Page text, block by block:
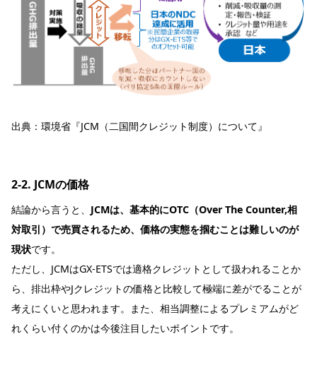
出典： 環境省『JCM（二国間クレジット制度）について』
2-2. JCMの価格
結論から言うと、 JCMは、基本的にOTC（Over The Counter,相
対取引）で売買されるため、価格の実態を掴むことは難しいのが
現状です。
ただし、JCMはGX-ETSでは適格クレジットとして扱われることか
ら、排出枠やJクレジットの価格と比較して極端に差がでることが
考えにくいと思われます。また、相当調整によるプレミアムがど
れくらい付くのかは今後注目したいポイントです。